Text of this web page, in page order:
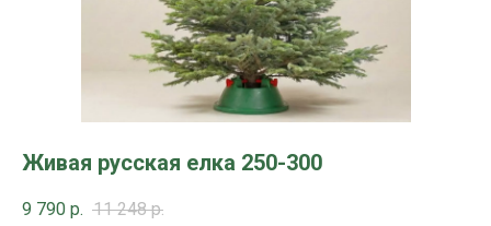
Живая русская елка 250-300
9 790 р. 11 248 р.